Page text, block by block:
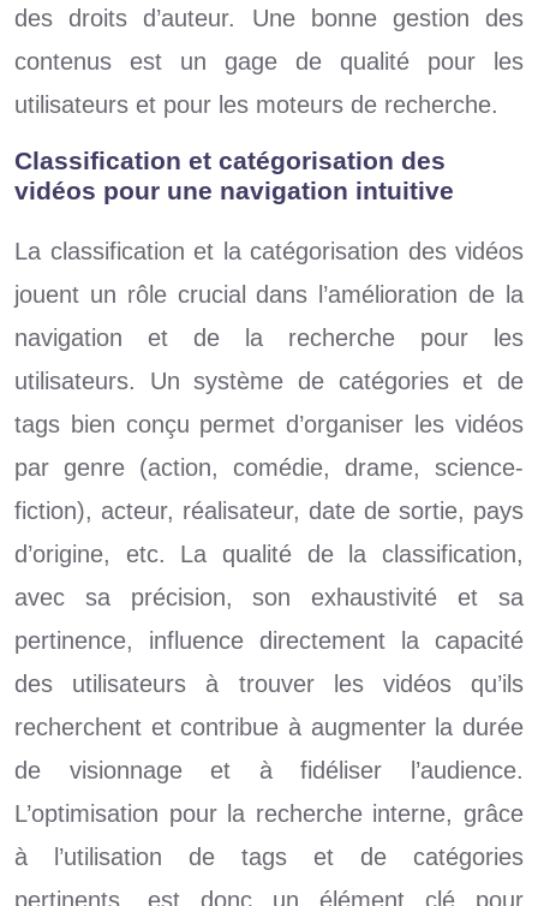
des droits d’auteur. Une bonne gestion des
contenus est un gage de qualité pour les
utilisateurs et pour les moteurs de recherche.
Classification et catégorisation des
vidéos pour une navigation intuitive
La classification et la catégorisation des vidéos
jouent un rôle crucial dans l’amélioration de la
navigation et de la recherche pour les
utilisateurs. Un système de catégories et de
tags bien conçu permet d’organiser les vidéos
par genre (action, comédie, drame, science-
fiction), acteur, réalisateur, date de sortie, pays
d’origine, etc. La qualité de la classification,
avec sa précision, son exhaustivité et sa
pertinence, influence directement la capacité
des utilisateurs à trouver les vidéos qu’ils
recherchent et contribue à augmenter la durée
de visionnage et à fidéliser l’audience.
L’optimisation pour la recherche interne, grâce
à l’utilisation de tags et de catégories
pertinents, est donc un élément clé pour